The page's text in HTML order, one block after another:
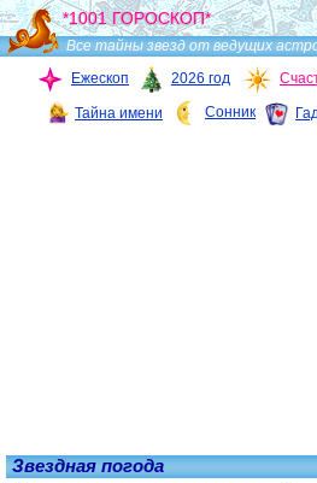
*1001 ГОРОСКОП*
Все тайны звезд от ведущих
Ежескоп
2026 год
Тайна имени Сонник
Звездная погода